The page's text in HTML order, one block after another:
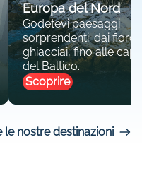
Europa del Nord
Godetevi paesaggi
sorprendenti: dai fiordi
ghiacciai, fino alle
del Baltico.
Scoprire
le nostre destinazioni